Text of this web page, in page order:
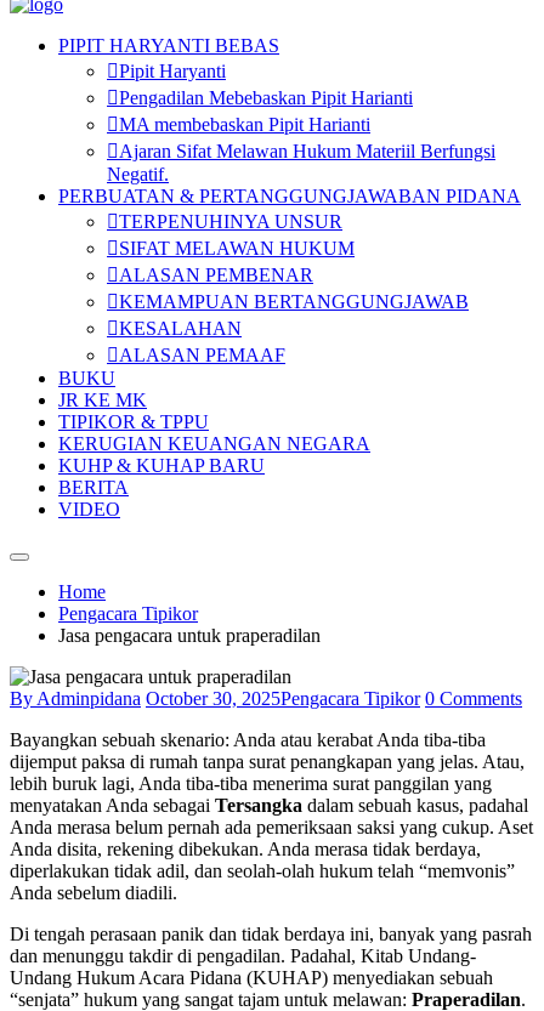
PIPIT HARYANTI BEBAS
Pipit Haryanti
Pengadilan Mebebaskan Pipit Harianti
MA membebaskan Pipit Harianti
Ajaran Sifat Melawan Hukum Materiil Berfungsi
Negatif.
PERBUATAN & PERTANGGUNGJAWABAN PIDANA
TERPENUHINYA UNSUR
SIFAT MELAWAN HUKUM
ALASAN PEMBENAR
KEMAMPUAN BERTANGGUNGJAWAB
KESALAHAN
ALASAN PEMAAF
BUKU
JR KE MK
TIPIKOR & TPPU
KERUGIAN KEUANGAN NEGARA
KUHP & KUHAP BARU
BERITA
VIDEO
Home
Pengacara Tipikor
Jasa pengacara untuk praperadilan
By Adminpidana October 30, 2025Pengacara Tipikor 0 Comments
Bayangkan sebuah skenario: Anda atau kerabat Anda tiba-tiba
dijemput paksa di rumah tanpa surat penangkapan yang jelas. Atau,
lebih buruk lagi, Anda tiba-tiba menerima surat panggilan yang
menyatakan Anda sebagai Tersangka dalam sebuah kasus, padahal
Anda merasa belum pernah ada pemeriksaan saksi yang cukup. Aset
Anda disita, rekening dibekukan. Anda merasa tidak berdaya,
diperlakukan tidak adil, dan seolah-olah hukum telah “memvonis”
Anda sebelum diadili.
Di tengah perasaan panik dan tidak berdaya ini, banyak yang pasrah
dan menunggu takdir di pengadilan. Padahal, Kitab Undang-
Undang Hukum Acara Pidana (KUHAP) menyediakan sebuah
“senjata” hukum yang sangat tajam untuk melawan: Praperadilan.